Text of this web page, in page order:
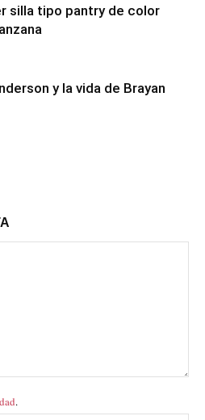
silla tipo pantry de color
y la vida de Brayan
.